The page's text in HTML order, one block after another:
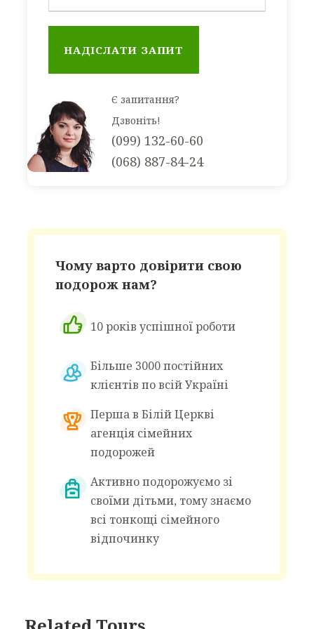
Є запитання?
Дзвоніть!
(099) 132-60-60
(068) 887-84-24
Чому варто довірити свою
подорож нам?
10 років успішної роботи
Більше 3000 постійних
клієнтів по всій Україні
Перша в Білій Церкві
агенція сімейних
подорожей
Активно подорожуємо зі
своїми дітьми, тому знаємо
всі тонкощі сімейного
відпочинку
території комплексівLA VUE / KINI
PARKв одному з найкращих місць на
болгарському узбережжі Чорного моря
– на курорті Золоті Піски і пропонує
першокласні умови для повного
розслаблення з безтурботним
Комплекс знаходиться усьогоза 100 метрів
тихому районі між курортом Золоті піски і
за 200 м. від елітного курорту Рів’єра в
Болгарії. Поєднання морського і лісового
клімату, приємне тепле літо і чисте повітря
оздоровленню.
Окремий ресторан для дітей;
Лобі-бар;
Два відкриті басейни;
Кондитерська;
Спортивний майданчик;
Медичний пункт;
Крамнички
спортивних тренувань, швидкого